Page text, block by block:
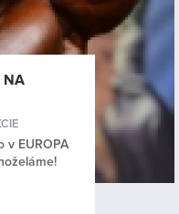
NA
v EUROPA